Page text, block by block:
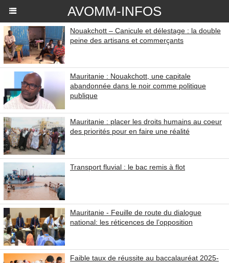
AVOMM-INFOS
Nouakchott – Canicule et délestage : la double
peine des artisans et commerçants
Mauritanie : Nouakchott, une capitale
abandonnée dans le noir comme politique
publique
Mauritanie : placer les droits humains au coeur
des priorités pour en faire une réalité
Transport fluvial : le bac remis à flot
Mauritanie - Feuille de route du dialogue
national: les réticences de l’opposition
Faible taux de réussite au baccalauréat 2025-